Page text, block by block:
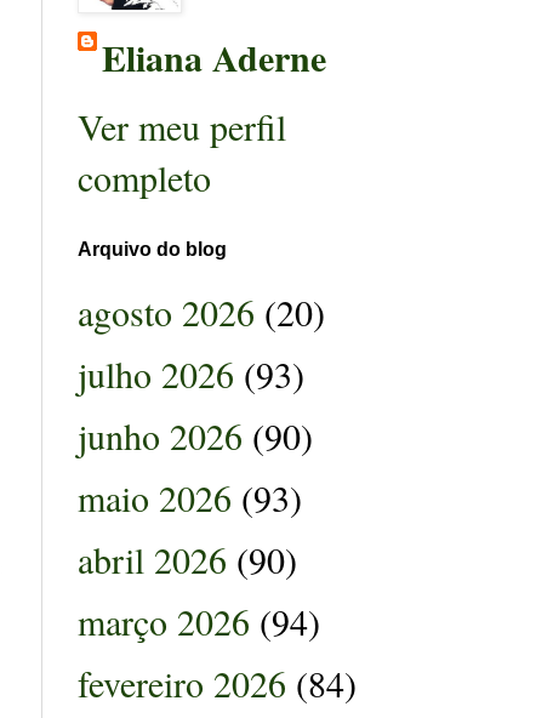
Eliana Aderne
Ver meu perfil
completo
Arquivo do blog
agosto 2026 (20)
julho 2026 (93)
junho 2026 (90)
maio 2026 (93)
abril 2026 (90)
março 2026 (94)
fevereiro 2026 (84)